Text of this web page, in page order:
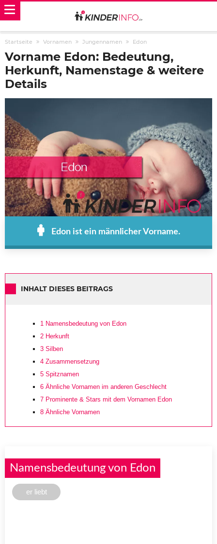
Startseite Vornamen Jungennamen Edon
Vorname Edon: Bedeutung,
Herkunft, Namenstage & weitere
Details
Edon ist ein männlicher Vorname.
INHALT DIESES BEITRAGS
1 Namensbedeutung von Edon
2 Herkunft
3 Silben
4 Zusammensetzung
5 Spitznamen
6 Ähnliche Vornamen im anderen Geschlecht
7 Prominente & Stars mit dem Vornamen Edon
8 Ähnliche Vornamen
Namensbedeutung von Edon
er liebt